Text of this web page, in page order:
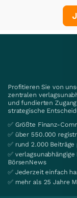
Profitieren Sie von
zentralen
und fundierten
strategische
✅ Größte Finanz-
✅ über 550.000
✅ rund 2.000 Beiträge
✅
BörsenNews
✅ Jederzeit einfach
✅ mehr als 25 Jahre